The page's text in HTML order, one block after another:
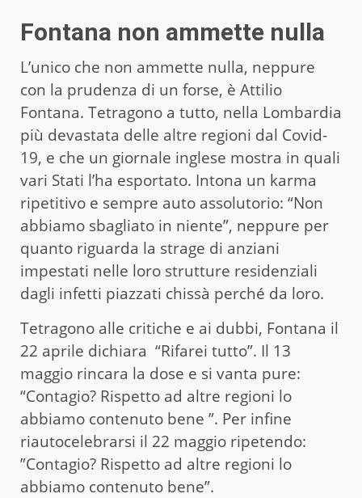
Fontana non ammette nulla
L’unico che non ammette nulla, neppure
con la prudenza di un forse, è Attilio
Fontana. Tetragono a tutto, nella Lombardia
più devastata delle altre regioni dal Covid-
19, e che un giornale inglese mostra in quali
vari Stati l’ha esportato. Intona un karma
ripetitivo e sempre auto assolutorio: “Non
abbiamo sbagliato in niente”, neppure per
quanto riguarda la strage di anziani
impestati nelle loro strutture residenziali
dagli infetti piazzati chissà perché da loro.
Tetragono alle critiche e ai dubbi, Fontana il
22 aprile dichiara “Rifarei tutto”. Il 13
maggio rincara la dose e si vanta pure:
“Contagio? Rispetto ad altre regioni lo
abbiamo contenuto bene ”. Per infine
riautocelebrarsi il 22 maggio ripetendo:
”Contagio? Rispetto ad altre regioni lo
abbiamo contenuto bene”.